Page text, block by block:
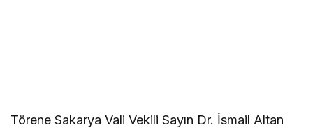
Törene Sakarya Vali Vekili Sayın Dr. İsmail Altan